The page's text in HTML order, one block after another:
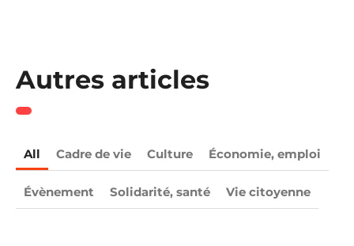
Autres articles
All Cadre de vie Culture Économie, emploi
Évènement Solidarité, santé Vie citoyenne